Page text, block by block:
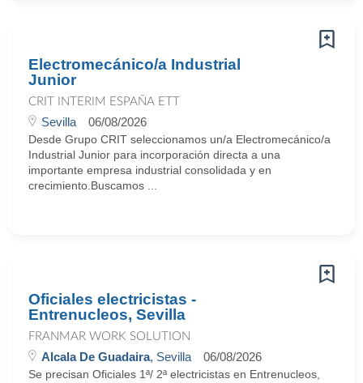
Electromecánico/a Industrial
Junior
CRIT INTERIM ESPAÑA ETT
Sevilla 06/08/2026
Desde Grupo CRIT seleccionamos un/a Electromecánico/a
Industrial Junior para incorporación directa a una
importante empresa industrial consolidada y en
crecimiento.Buscamos ...
Oficiales electricistas -
Entrenucleos, Sevilla
FRANMAR WORK SOLUTION
Alcala De Guadaira, Sevilla 06/08/2026
Se precisan Oficiales 1ª/ 2ª electricistas en Entrenucleos,